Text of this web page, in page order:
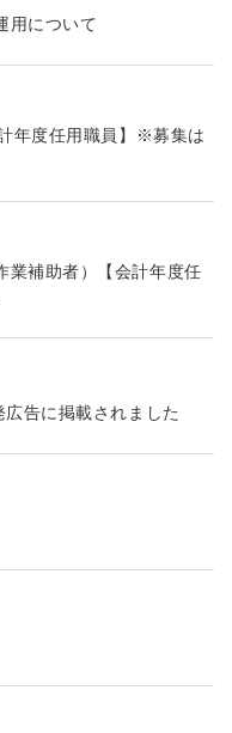
用について
年度任用職員】※募集は
業補助者）【会計年度任
告に掲載されました